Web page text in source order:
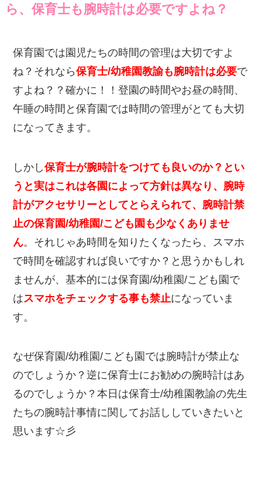
ら、保育士も腕時計は必要ですよね？
保育園では園児たちの時間の管理は大切ですよ
ね？それなら保育士/幼稚園教諭も腕時計は必要で
すよね？？確かに！！登園の時間やお昼の時間、
午睡の時間と保育園では時間の管理がとても大切
になってきます。
しかし保育士が腕時計をつけても良いのか？とい
うと実はこれは各園によって方針は異なり、腕時
計がアクセサリーとしてとらえられて、腕時計禁
止の保育園/幼稚園/こども園も少なくありませ
ん。それじゃあ時間を知りたくなったら、スマホ
で時間を確認すれば良いですか？と思うかもしれ
ませんが、基本的には保育園/幼稚園/こども園で
はスマホをチェックする事も禁止になっていま
す。
なぜ保育園/幼稚園/こども園では腕時計が禁止な
のでしょうか？逆に保育士にお勧めの腕時計はあ
るのでしょうか？本日は保育士/幼稚園教諭の先生
たちの腕時計事情に関してお話ししていきたいと
思います☆彡